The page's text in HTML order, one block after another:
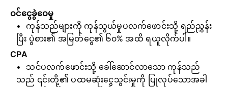
ဝင်ငွေခွဲဝေမှု
ကုန်သည်များကို ကုန်သွယ်မှုပလက်ဖောင်းသို့ ရည်ညွှန်း
ပြီး ပွဲစား၏ အမြတ်ငွေ၏ ၆၀% အထိ ရယူလိုက်ပါ။
CPA
သင်ပလက်ဖောင်းသို့ ခေါ်ဆောင်လာသော ကုန်သည်
သည် ၎င်းတို့၏ ပထမဆုံးငွေသွင်းမှုကို ပြုလုပ်သောအခါ